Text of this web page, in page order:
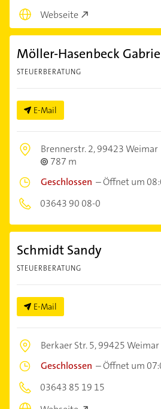
Webseite
Möller-Hasenbeck
STEUERBERATUNG
E-Mail
Brennerstr. 2,99423 Weimar
787 m
Geschlossen –Öffnet um
03643 90 08-0
Schmidt Sandy
STEUERBERATUNG
E-Mail
Berkaer Str. 5,99425 Weimar
Geschlossen –Öffnet um
03643 85 19 15